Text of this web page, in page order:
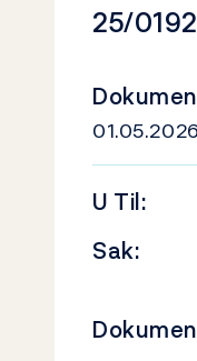
25/
01.05.2026
U Til:
Sak: